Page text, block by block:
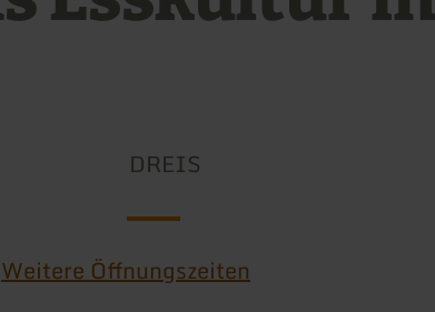
DREIS
Weitere Öffnungszeiten